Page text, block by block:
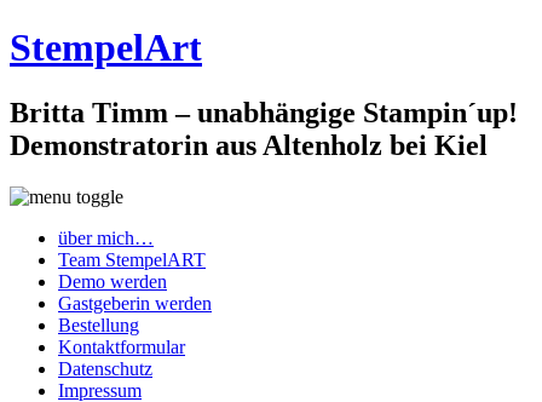
StempelArt
Britta Timm – unabhängige Stampin´up!
Demonstratorin aus Altenholz bei Kiel
über mich…
Team StempelART
Demo werden
Gastgeberin werden
Bestellung
Kontaktformular
Datenschutz
Impressum